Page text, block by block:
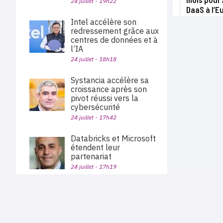
DaaS à
Intel accélère son
redressement grâce aux
centres de données et à
l’IA
24 juillet - 18h18
Systancia accélère sa
croissance après son
pivot réussi vers la
cybersécurité
24 juillet - 17h42
Databricks et Microsoft
étendent leur
partenariat
24 juillet - 17h19